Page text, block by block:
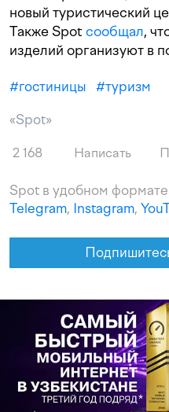
новый туристический
Также Spotсообщал,
изделий организуют в
#гостиницы #туризм
«Spot»
2 168 Написать
Spot в удобном
Telegram, Instagram,